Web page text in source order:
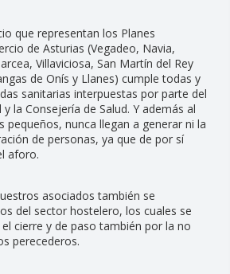
que representan los Planes
de Asturias (Vegadeo, Navia,
Villaviciosa, San Martín del Rey
de Onís y Llanes) cumple todas y
sanitarias interpuestas por parte del
la Consejería de Salud. Y además al
pequeños, nunca llegan a generar ni la
de personas, ya que de por sí
aforo.
asociados también se
del sector hostelero, los cuales se
cierre y de paso también por la no
perecederos.